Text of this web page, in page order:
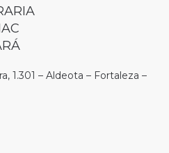
1.301 – Aldeota – Fortaleza –